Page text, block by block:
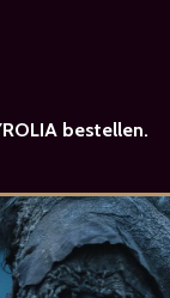
bestellen.